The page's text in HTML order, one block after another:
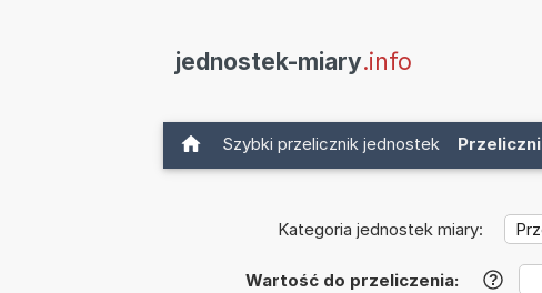
jednostek-miary.info
Szybki przelicznik jednostek
Kategoria jednostek miary:
Wartość do przeliczenia: ?